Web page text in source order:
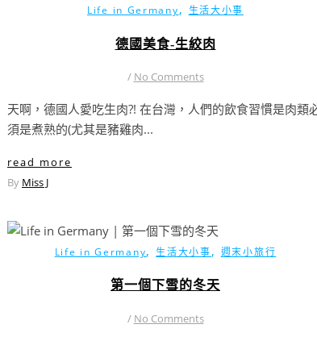
Life in Germany, 生活大小事
德國美食-生絞肉
/ No Comments
天啊，德國人愛吃生肉?! 在台灣，人們的飲食習慣是肉類
須是煮熟的(尤其是豬雞肉...
read more
By Miss J
Life in Germany, 生活大小事, 週末小旅行
第一個下雪的冬天
/ No Comments